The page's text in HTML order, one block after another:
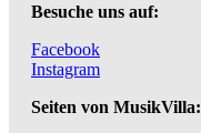
Besuche uns auf:
Facebook
Instagram
Seiten von MusikVilla: